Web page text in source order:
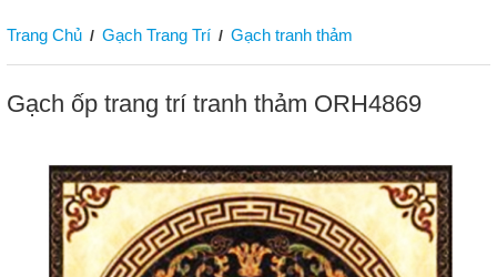
Trang Chủ / Gạch Trang Trí / Gạch tranh thảm
Gạch ốp trang trí tranh thảm ORH4869